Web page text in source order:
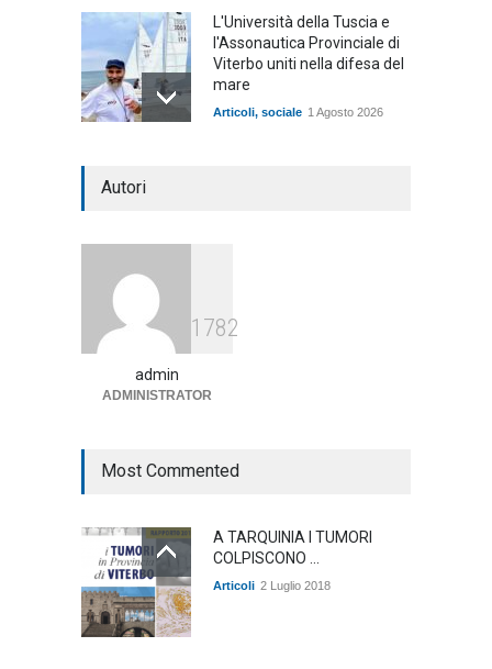
L'Università della Tuscia e
l'Assonautica Provinciale di
Viterbo uniti nella difesa del
mare
Articoli, sociale 1 Agosto 2026
arrivano i pagamenti PAC, la
Autori
1782
admin
ADMINISTRATOR
Most Commented
A TARQUINIA I TUMORI
COLPISCONO ...
Articoli 2 Luglio 2018